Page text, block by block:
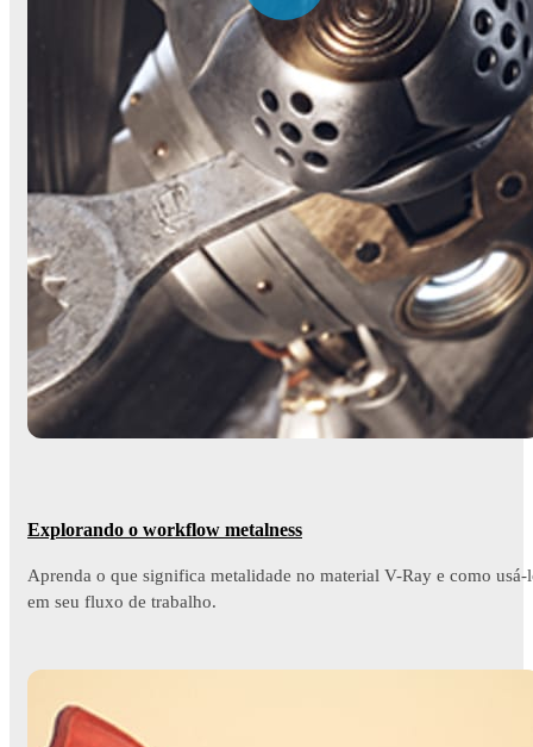
Explorando o workflow metalness
Aprenda o que significa metalidade no material V-Ray e como usá-
em seu fluxo de trabalho.